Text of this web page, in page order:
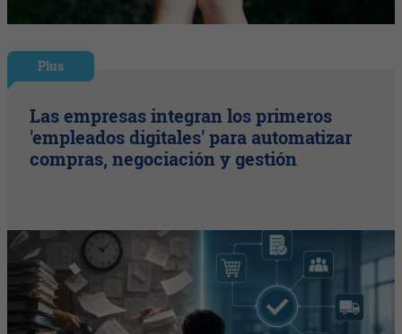
Plus
Las empresas integran los primeros
'empleados digitales' para automatizar
compras, negociación y gestión